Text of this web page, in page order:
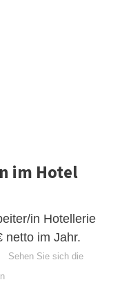
im Hotel
in Hotellerie
netto im Jahr.
Sehen Sie sich die